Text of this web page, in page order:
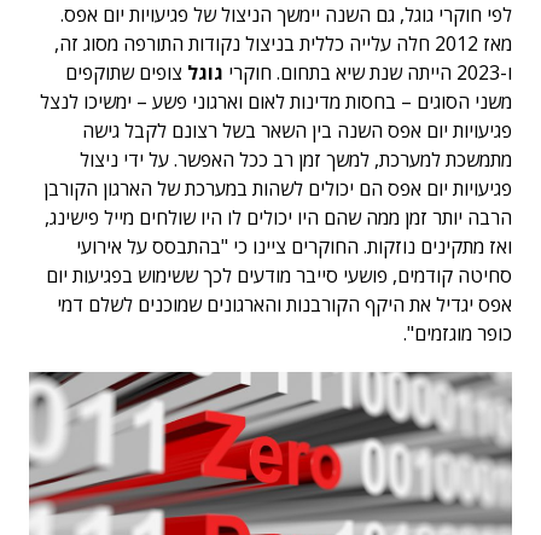
לפי חוקרי גוגל, גם השנה יימשך הניצול של פגיעויות יום אפס.
מאז 2012 חלה עלייה כללית בניצול נקודות התורפה מסוג זה,
ו-2023 הייתה שנת שיא בתחום. חוקרי
גוגל צופים שתוקפים
משני הסוגים – בחסות מדינות לאום וארגוני פשע – ימשיכו לנצל
פגיעויות יום אפס השנה בין השאר בשל רצונם לקבל גישה
מתמשכת למערכת, למשך זמן רב ככל האפשר. על ידי ניצול
פגיעויות יום אפס הם יכולים לשהות במערכת של הארגון הקורבן
הרבה יותר זמן ממה שהם היו יכולים לו היו שולחים מייל פישינג,
ואז מתקינים נוזקות. החוקרים ציינו כי "בהתבסס על אירועי
סחיטה קודמים, פושעי סייבר מודעים לכך ששימוש בפגיעות יום
אפס יגדיל את היקף הקורבנות והארגונים שמוכנים לשלם דמי
כופר מוגזמים".